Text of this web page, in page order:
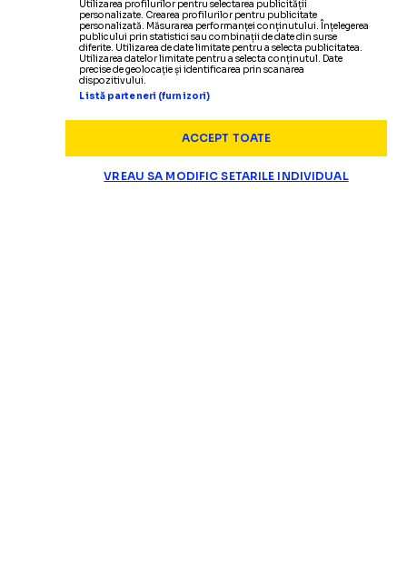
Utilizarea profilurilor pentru selectarea publicității
personalizate. Crearea profilurilor pentru publicitate
personalizată. Măsurarea performanței conținutului. Înțelegerea
publicului prin statistici sau combinații de date din surse
diferite. Utilizarea de date limitate pentru a selecta publicitatea.
Utilizarea datelor limitate pentru a selecta conținutul. Date
precise de geolocație și identificarea prin scanarea
dispozitivului.
Listă parteneri (furnizori)
ACCEPT TOATE
VREAU SA MODIFIC SETARILE INDIVIDUAL